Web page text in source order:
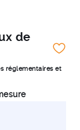
de
réglementaires et